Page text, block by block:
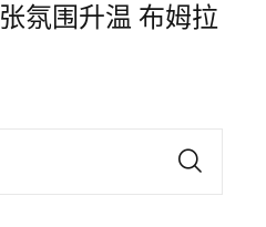
氛围升温 布姆拉